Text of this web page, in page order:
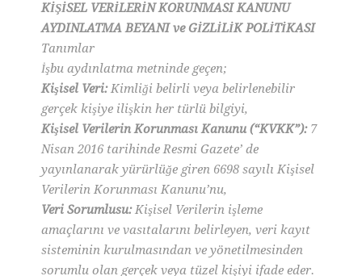
KİŞİSEL VERİLERİN KORUNMASI KANUNU
AYDINLATMA BEYANI ve GİZLİLİK POLİTİKASI
Tanımlar
İşbu aydınlatma metninde geçen;
Kişisel Veri:Kimliği belirli veya belirlenebilir
gerçek kişiye ilişkin her türlü bilgiyi,
Kişisel Verilerin Korunması Kanunu (“KVKK”):7
Nisan 2016 tarihinde Resmi Gazete’ de
yayınlanarak yürürlüğe giren 6698 sayılı Kişisel
Verilerin Korunması Kanunu’nu,
Veri Sorumlusu:Kişisel Verilerin işleme
amaçlarını ve vasıtalarını belirleyen, veri kayıt
sisteminin kurulmasından ve yönetilmesinden
sorumlu olan gerçek veya tüzel kişiyi ifade eder.